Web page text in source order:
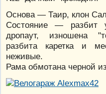
Основа — Таир, клон
Состояние — разбит
дропаут, изношена
разбита каретка и
неживые.
Рама обмотана черной